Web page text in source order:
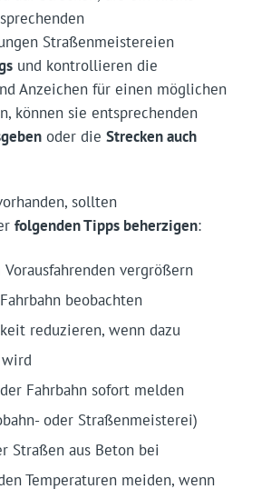
Straßenmeistereien
und kontrollieren die
Anzeichen für einen möglichen
können sie entsprechenden
oder die Strecken auch
sollten
folgenden Tipps beherzigen:
Vorausfahrenden vergrößern
beobachten
reduzieren, wenn dazu
Fahrbahn sofort melden
oder Straßenmeisterei)
Straßen aus Beton bei
Temperaturen meiden, wenn